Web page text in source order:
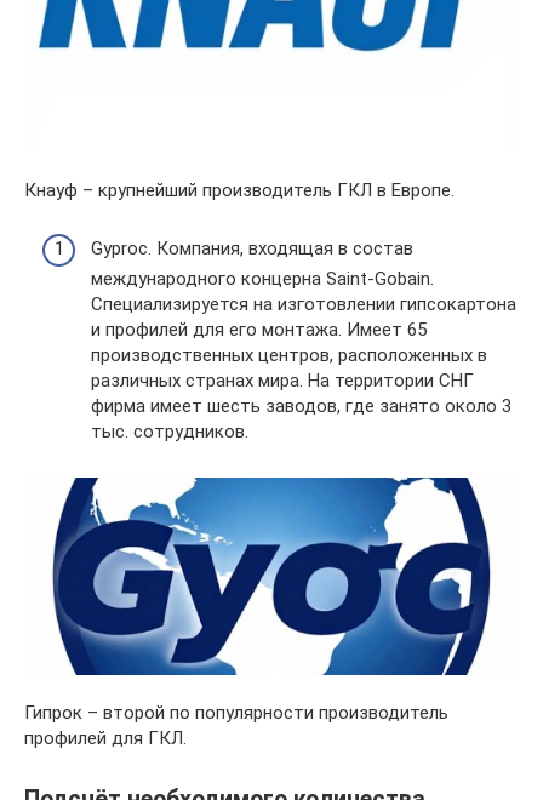
Кнауф – крупнейший производитель ГКЛ в Европе.
Gyproc. Компания, входящая в состав
международного концерна Saint-Gobain.
Специализируется на изготовлении гипсокартона
и профилей для его монтажа. Имеет 65
производственных центров, расположенных в
различных странах мира. На территории СНГ
фирма имеет шесть заводов, где занято около 3
тыс. сотрудников.
Гипрок – второй по популярности производитель
профилей для ГКЛ.